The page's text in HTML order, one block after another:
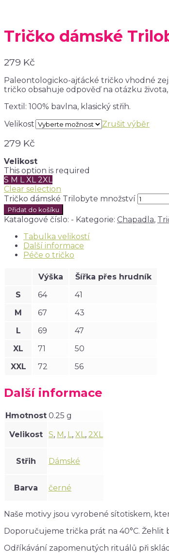
Tričko dámské
279 Kč
Paleontologicko-ajťácké tričko vhodné
tričko obsahuje odpověď na otázku
Textil: 100% bavlna, klasický střih.
Velikost
Zrušit výběr
279 Kč
Velikost
This option is required
S M LXL2XL
Clear selection
Tričko dámské Trilobyte množství
Přidat do košíku
Katalogové číslo: - Kategorie: Chapadla,
Tabulka velikostí
Další informace
Péče o tričko
Výška
Šířka přes hrudník
S
64
41
M
67
43
L
69
47
XL
71
50
XXL
72 56
Další informace
Hmotnost 0.25 g
Velikost S, M, L , XL , 2XL
Střih Dámské
Barva černé
Naše motivy jsou vyrobené sítotiskem,
Doporučujeme trička prát na 40°C. Žehlit
Odříkávání zapomenutých rituálů při